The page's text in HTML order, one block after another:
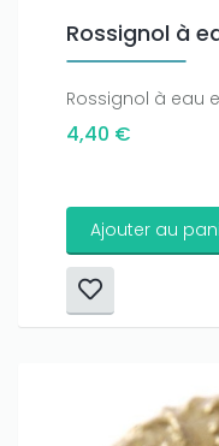
Rossignol à
Rossignol à eau
4,40 €
Ajouter au